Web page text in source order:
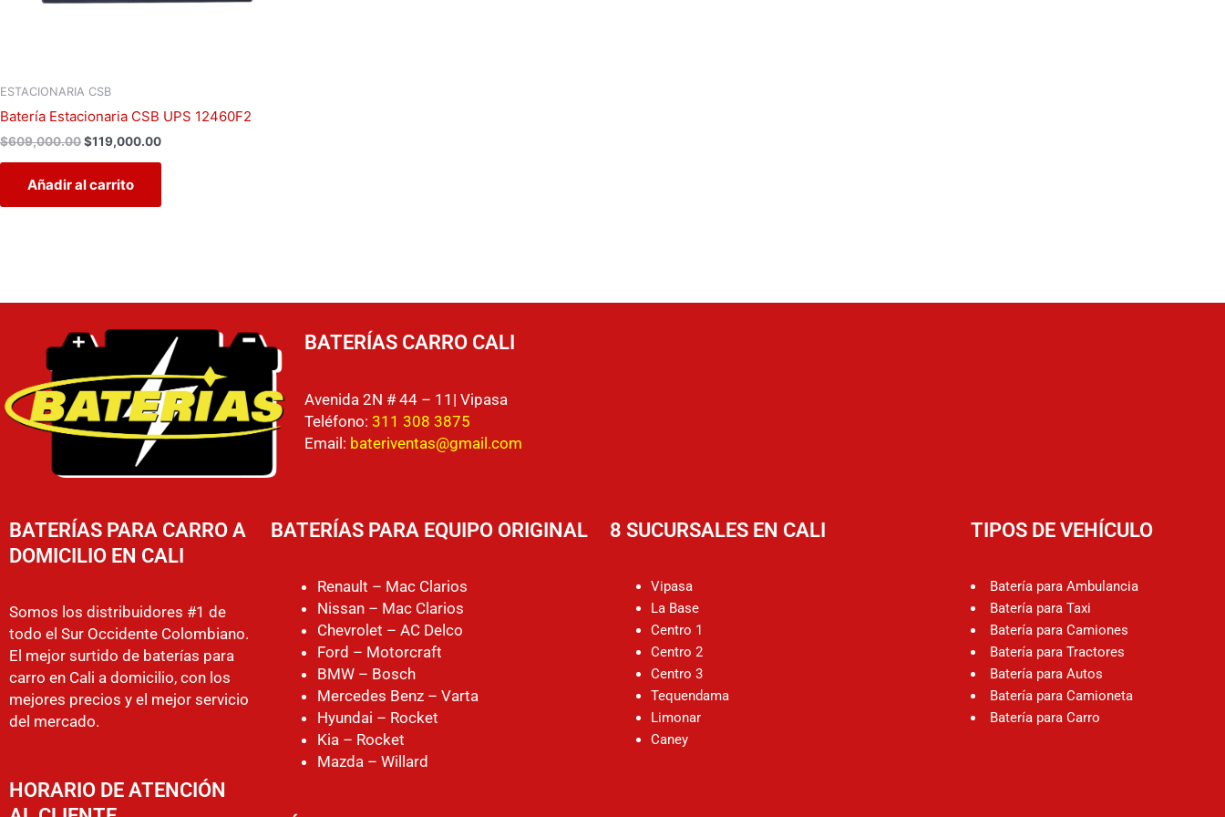
ESTACIONARIA CSB
Batería Estacionaria CSB UPS 12460F2
$609,000.00$119,000.00
Añadir al carrito
BATERÍAS CARRO CALI
Avenida 2N # 44 – 11| Vipasa
Teléfono: 311 308 3875
Email: bateriventas@gmail.com
BATERÍAS PARA CARRO A
DOMICILIO EN CALI
Somos los distribuidores #1 de
todo el Sur Occidente Colombiano.
El mejor surtido de baterías para
carro en Cali a domicilio, con los
mejores precios y el mejor servicio
del mercado.
HORARIO DE ATENCIÓN
BATERÍAS PARA EQUIPO ORIGINAL
Renault – Mac Clarios
Nissan – Mac Clarios
Chevrolet – AC Delco
Ford – Motorcraft
BMW – Bosch
Mercedes Benz – Varta
Hyundai – Rocket
Kia – Rocket
Mazda – Willard
8 SUCURSALES EN CALI
Vipasa
La Base
Centro 1
Centro 2
Centro 3
Tequendama
Limonar
Caney
TIPOS DE VEHÍCULO
Batería para Ambulancia
Batería para Taxi
Batería para Camiones
Batería para Tractores
Batería para Autos
Batería para Camioneta
Batería para Carro